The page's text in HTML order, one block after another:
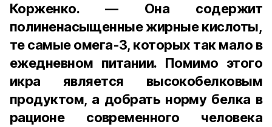
Корженко. — Она содержит
полиненасыщенные жирные кислоты,
те самые омега-3, которых так мало в
ежедневном питании. Помимо этого
икра является высокобелковым
продуктом, а добрать норму белка в
рационе современного человека